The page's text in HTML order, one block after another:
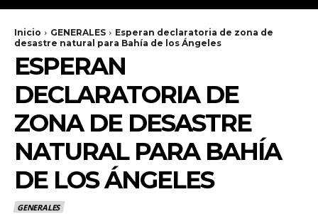
Inicio GENERALES
Esperan declaratoria de zona de
desastre natural para Bahía de los Ángeles
ESPERAN
DECLARATORIA DE
ZONA DE DESASTRE
NATURAL PARA BAHÍA
DE LOS ÁNGELES
GENERALES